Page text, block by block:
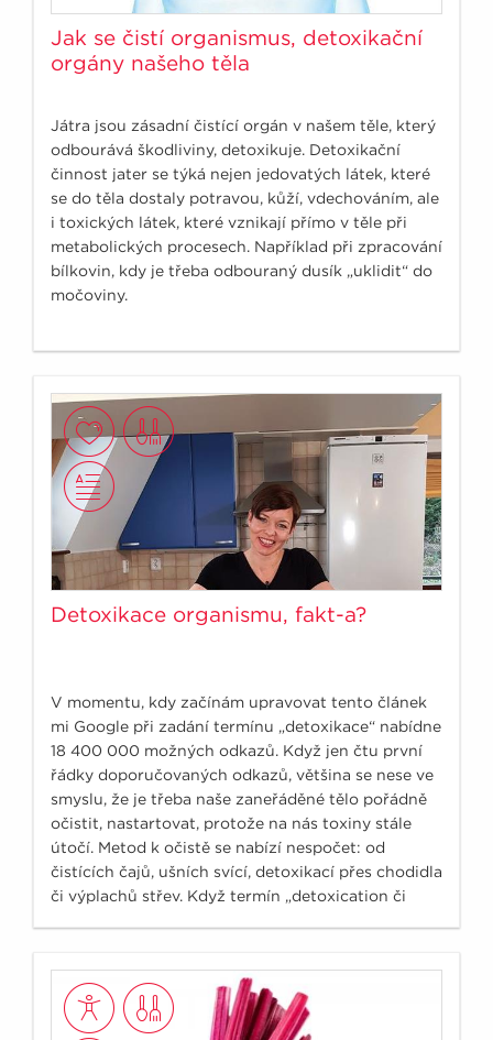
Jak se čistí organismus, detoxikační
orgány našeho těla
Játra jsou zásadní čistící orgán v našem těle, který
odbourává škodliviny, detoxikuje. Detoxikační
činnost jater se týká nejen jedovatých látek, které
se do těla dostaly potravou, kůží, vdechováním, ale
i toxických látek, které vznikají přímo v těle při
metabolických procesech. Například při zpracování
bílkovin, kdy je třeba odbouraný dusík „uklidit“ do
močoviny.
Detoxikace organismu, fakt-a?
V momentu, kdy začínám upravovat tento článek
mi Google při zadání termínu „detoxikace“ nabídne
18 400 000 možných odkazů. Když jen čtu první
řádky doporučovaných odkazů, většina se nese ve
smyslu, že je třeba naše zaneřáděné tělo pořádně
očistit, nastartovat, protože na nás toxiny stále
útočí. Metod k očistě se nabízí nespočet: od
čistících čajů, ušních svící, detoxikací přes chodidla
či výplachů střev. Když termín „detoxication či
počet článku, který se doslova vejde na prsty obou
rukou, tedy přesně 10 odborných článků.